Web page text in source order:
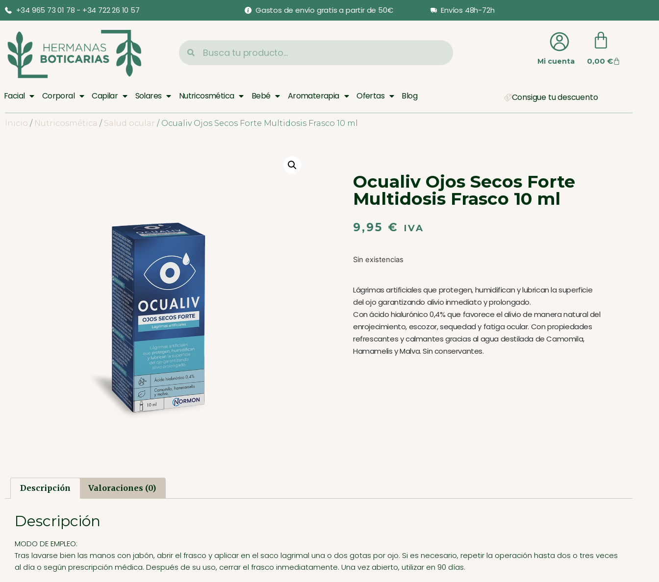
+34 965 73 01 78 - +34 722 26 10 57 Gastos de envío gratis a partir de 50€ Envíos 48h-72h
Mi cuenta 0,00 €
Facial Corporal Capilar Solares Nutricosmética Bebé Aromaterapia Ofertas Blog Consigue tu descuento
Inicio / Nutricosmética / Salud ocular / Ocualiv Ojos Secos Forte Multidosis Frasco 10 ml
Ocualiv Ojos Secos Forte
Multidosis Frasco 10 ml
9,95 € IVA
Sin existencias
Lágrimas artificiales que protegen, humidifican y lubrican la superficie
del ojo garantizando alivio inmediato y prolongado.
Con ácido hialurónico 0,4% que favorece el alivio de manera natural del
enrojecimiento, escozor, sequedad y fatiga ocular. Con propiedades
refrescantes y calmantes gracias al agua destilada de Camomila,
Hamamelis y Malva. Sin conservantes.
Descripción Valoraciones (0)
Descripción
MODO DE EMPLEO:
Tras lavarse bien las manos con jabón, abrir el frasco y aplicar en el saco lagrimal una o dos gotas por ojo. Si es necesario, repetir la operación hasta dos o tres veces
al día o según prescripción médica. Después de su uso, cerrar el frasco inmediatamente. Una vez abierto, utilizar en 90 días.